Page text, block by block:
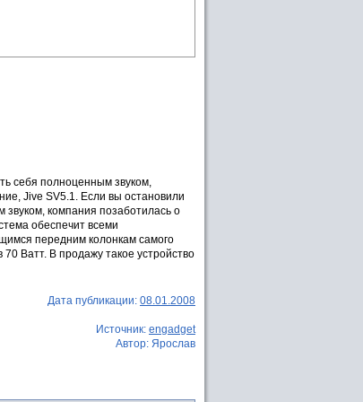
себя полноценным звуком,
Jive SV5.1. Если вы остановили
звуком, компания позаботилась о
обеспечит всеми
передним колонкам самого
Ватт. В продажу такое устройство
Дата публикации: 08.01.2008
Источник: engadget
Автор: Ярослав